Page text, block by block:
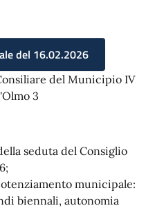
del 16.02.2026
del Municipio IV
3
seduta del Consiglio
municipale:
biennali, autonomia